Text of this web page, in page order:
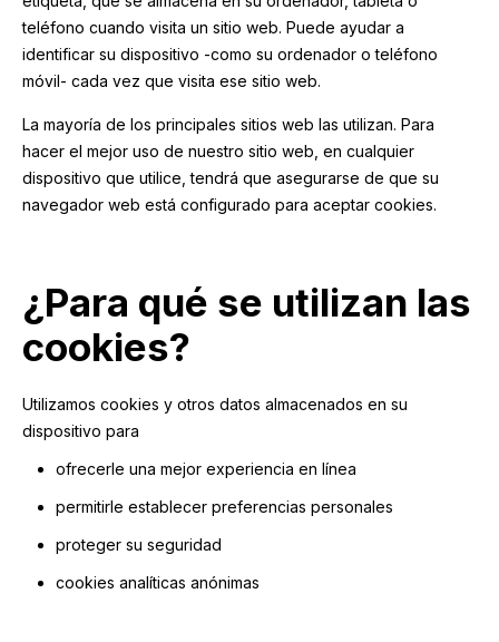
teléfono cuando visita un sitio web. Puede ayudar a
identificar su dispositivo -como su ordenador o teléfono
móvil- cada vez que visita ese sitio web.
La mayoría de los principales sitios web las utilizan. Para
hacer el mejor uso de nuestro sitio web, en cualquier
dispositivo que utilice, tendrá que asegurarse de que su
navegador web está configurado para aceptar cookies.
¿Para qué se utilizan las
cookies?
Utilizamos cookies y otros datos almacenados en su
dispositivo para
ofrecerle una mejor experiencia en línea
permitirle establecer preferencias personales
proteger su seguridad
cookies analíticas anónimas